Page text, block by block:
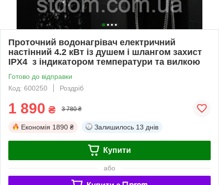
Проточний водонагрівач електричний
настінний 4.2 кВт із душем і шлангом захист
IPX4 з індикатором температури та вилкою
Готово до відправки
Код: 600250
Роздріб
1 890 ₴ 3 780 ₴
Економія 1890 ₴ Залишилось 13 днів
Купити
або